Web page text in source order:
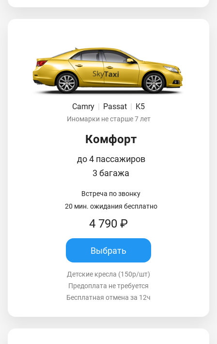
Camry Passat K5
Иномарки не старше 7 лет
Комфорт
до 4 пассажиров
3 багажа
Встреча по звонку
20 мин. ожидания бесплатно
4 790 ₽
Выбрать
Детские кресла (150р/шт)
Предоплата не требуется
Бесплатная отмена за 12ч